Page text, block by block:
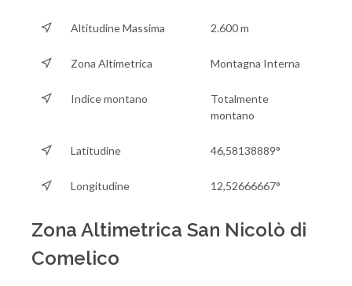
Altitudine Massima 2.600 m
Zona Altimetrica Montagna Interna
Indice montano
Totalmente
montano
Latitudine 46,58138889°
Longitudine 12,52666667°
Zona Altimetrica San Nicolò di
Comelico